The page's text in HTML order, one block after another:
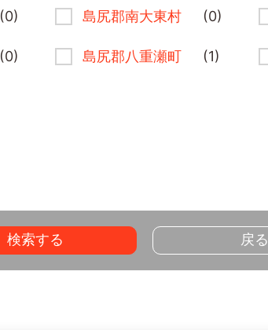
(0) 島尻郡南大東村 (0)
(0) 島尻郡八重瀬町 (1)
検索する 戻る